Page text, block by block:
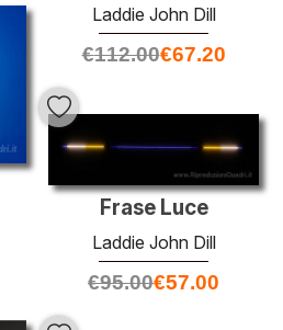
Laddie John Dill
€112.00€67.20
Frase Luce
Laddie John Dill
€95.00€57.00